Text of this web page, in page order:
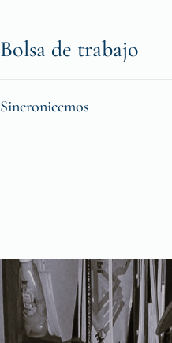
Bolsa de trabajo
Sincronicemos